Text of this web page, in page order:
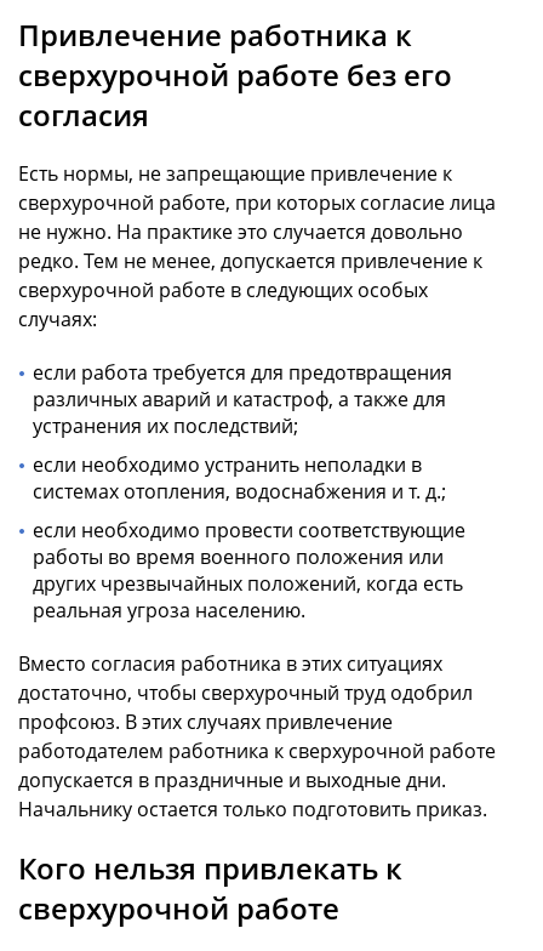
Привлечение работника к
сверхурочной работе без его
согласия
Есть нормы, не запрещающие привлечение к
сверхурочной работе, при которых согласие лица
не нужно. На практике это случается довольно
редко. Тем не менее, допускается привлечение к
сверхурочной работе в следующих особых
случаях:
если работа требуется для предотвращения
различных аварий и катастроф, а также для
устранения их последствий;
если необходимо устранить неполадки в
системах отопления, водоснабжения и т. д.;
если необходимо провести соответствующие
работы во время военного положения или
других чрезвычайных положений, когда есть
реальная угроза населению.
Вместо согласия работника в этих ситуациях
достаточно, чтобы сверхурочный труд одобрил
профсоюз. В этих случаях привлечение
работодателем работника к сверхурочной работе
допускается в праздничные и выходные дни.
Начальнику остается только подготовить приказ.
Кого нельзя привлекать к
сверхурочной работе